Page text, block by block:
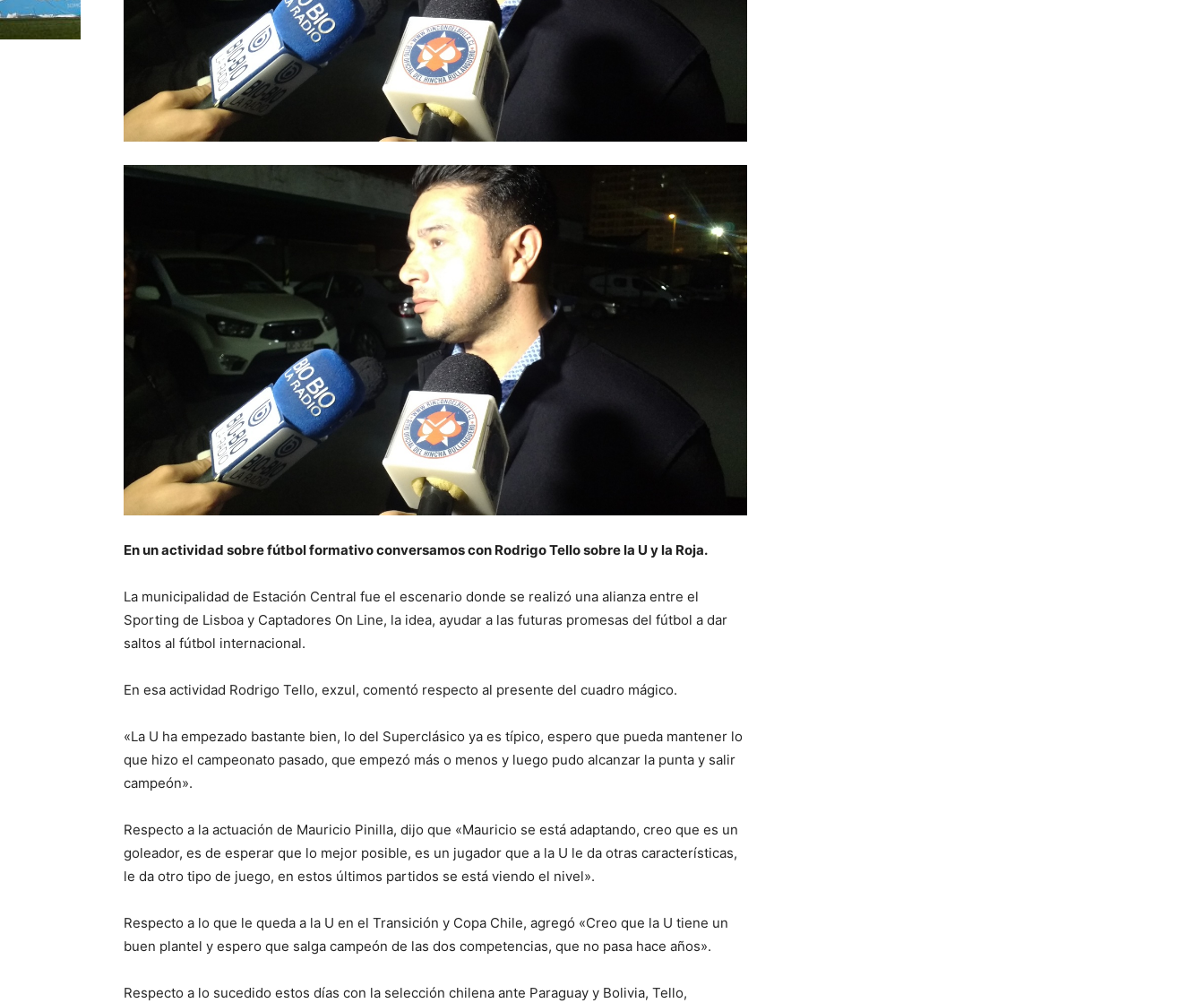
En un actividad sobre fútbol formativo conversamos con Rodrigo Tello sobre la U y la Roja.
La municipalidad de Estación Central fue el escenario donde se realizó una alianza entre el
Sporting de Lisboa y Captadores On Line, la idea, ayudar a las futuras promesas del fútbol a dar
saltos al fútbol internacional.
En esa actividad Rodrigo Tello, exzul, comentó respecto al presente del cuadro mágico.
«La U ha empezado bastante bien, lo del Superclásico ya es típico, espero que pueda mantener lo
que hizo el campeonato pasado, que empezó más o menos y luego pudo alcanzar la punta y salir
campeón».
Respecto a la actuación de Mauricio Pinilla, dijo que «Mauricio se está adaptando, creo que es un
goleador, es de esperar que lo mejor posible, es un jugador que a la U le da otras características,
le da otro tipo de juego, en estos últimos partidos se está viendo el nivel».
Respecto a lo que le queda a la U en el Transición y Copa Chile, agregó «Creo que la U tiene un
buen plantel y espero que salga campeón de las dos competencias, que no pasa hace años».
Respecto a lo sucedido estos días con la selección chilena ante Paraguay y Bolivia, Tello,